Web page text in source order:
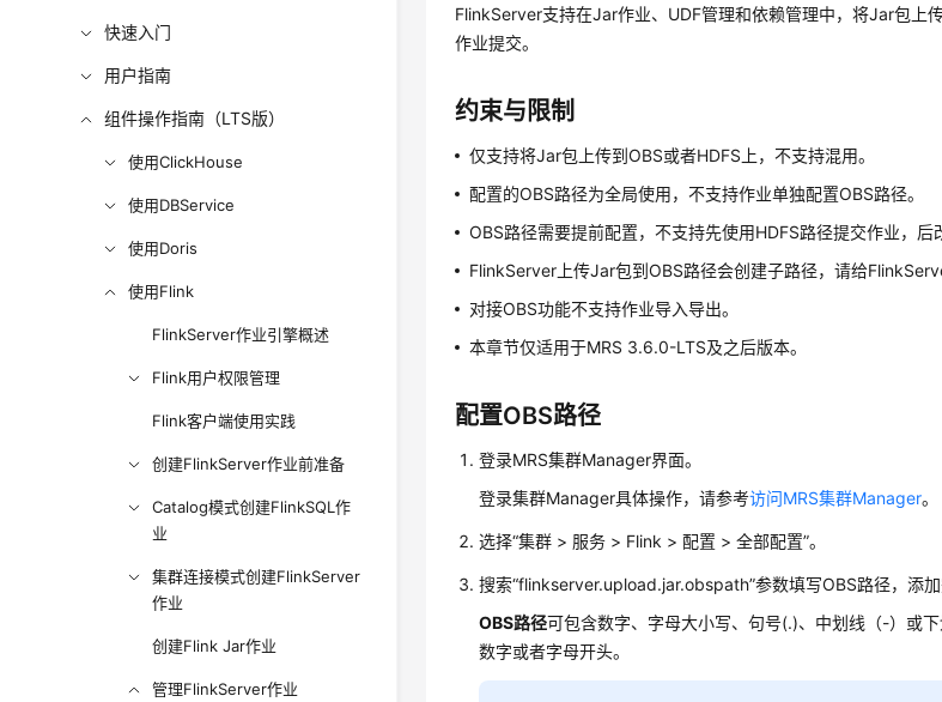
快速入门
用户指南
组件操作指南（LTS版）
使用ClickHouse
使用DBService
使用Doris
使用Flink
FlinkServer作业引擎概述
Flink用户权限管理
Flink客户端使用实践
创建FlinkServer作业前准备
Catalog模式创建FlinkSQL作
业
集群连接模式创建FlinkServer
作业
创建Flink Jar作业
管理FlinkServer作业
FlinkServer支持在Jar作业、UDF管理和依赖管理中，将Jar包上
作业提交。
约束与限制
仅支持将Jar包上传到OBS或者HDFS上，不支持混用。
配置的OBS路径为全局使用，不支持作业单独配置OBS路径。
OBS路径需要提前配置，不支持先使用HDFS路径提交作业，后
FlinkServer上传Jar包到OBS路径会创建子路径，请给
对接OBS功能不支持作业导入导出。
本章节仅适用于MRS 3.6.0-LTS及之后版本。
配置OBS路径
登录MRS集群Manager界面。
登录集群Manager具体操作，请参考访问MRS集群Manager。
选择“集群 > 服务 > Flink > 配置 > 全部配置”。
搜索“flinkserver.upload.jar.obspath”参数填写OBS路径，添加
OBS路径可包含数字、字母大小写、句号(.)、中划线（-）或
数字或者字母开头。